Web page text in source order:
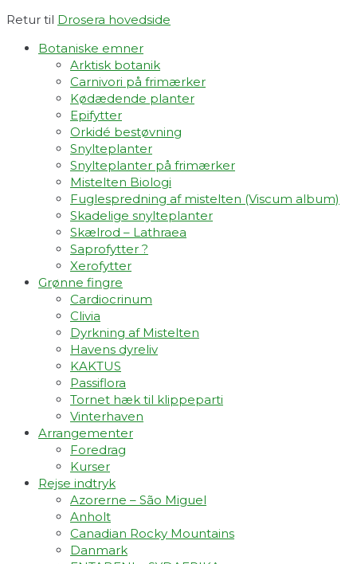
Retur til Drosera hovedside
Botaniske emner
Arktisk botanik
Carnivori på frimærker
Kødædende planter
Epifytter
Orkidé bestøvning
Snylteplanter
Snylteplanter på frimærker
Mistelten Biologi
Fuglespredning af mistelten (Viscum album)​
Skadelige snylteplanter
Skælrod – Lathraea
Saprofytter ?
Xerofytter
Grønne fingre
Cardiocrinum
Clivia
Dyrkning af Mistelten
Havens dyreliv
KAKTUS
Passiflora
Tornet hæk til klippeparti
Vinterhaven
Arrangementer
Foredrag
Kurser
Rejse indtryk
Azorerne – São Miguel
Anholt
Canadian Rocky Mountains
Danmark